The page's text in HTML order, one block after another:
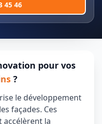
45 46
pour vos
?
le développement
façades. Ces
accélèrent la